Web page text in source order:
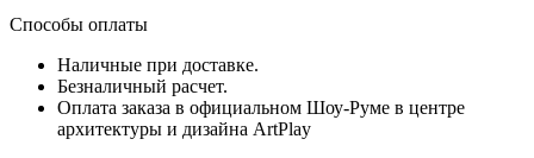
Способы оплаты
Наличные при доставке.
Безналичный расчет.
Оплата заказа в официальном Шоу-Руме в центре
архитектуры и дизайна ArtPlay